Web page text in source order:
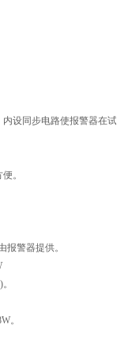
设同步电路使报警器在试验
。
报警器提供。
。